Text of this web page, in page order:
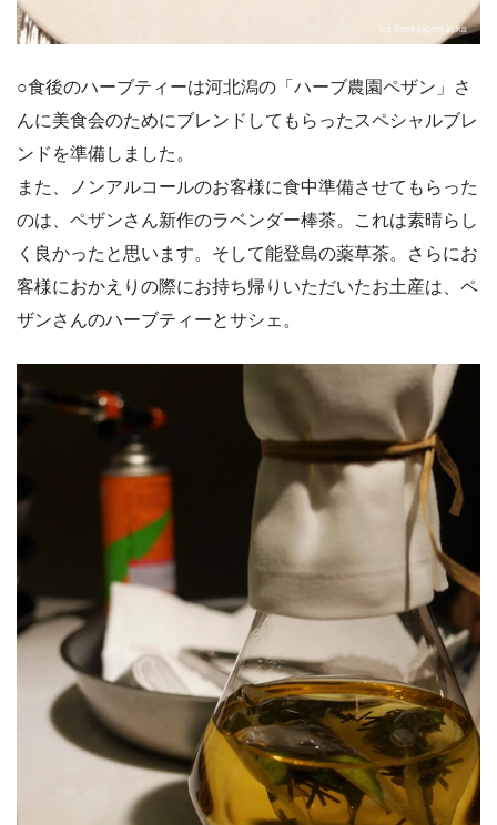
○食後のハーブティーは河北潟の「ハーブ農園ペザン」さ
んに美食会のためにブレンドしてもらったスペシャルブレ
ンドを準備しました。
また、ノンアルコールのお客様に食中準備させてもらった
のは、ペザンさん新作のラベンダー棒茶。これは素晴らし
く良かったと思います。そして能登島の薬草茶。さらにお
客様におかえりの際にお持ち帰りいただいたお土産は、ペ
ザンさんのハーブティーとサシェ。